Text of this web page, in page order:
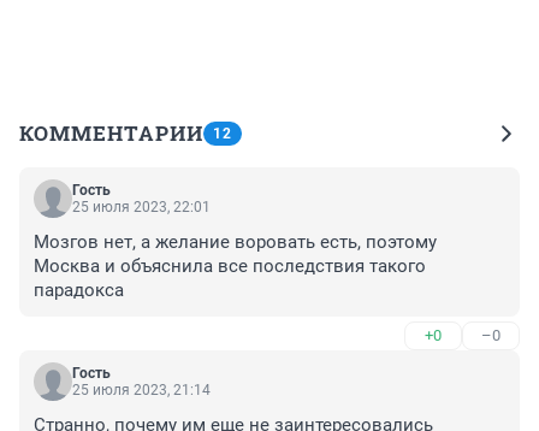
КОММЕНТАРИИ 12
Гость
25 июля 2023, 22:01
Мозгов нет, а желание воровать есть, поэтому
Москва и объяснила все последствия такого
парадокса
+0 –0
Гость
25 июля 2023, 21:14
Странно, почему им еще не заинтересовались